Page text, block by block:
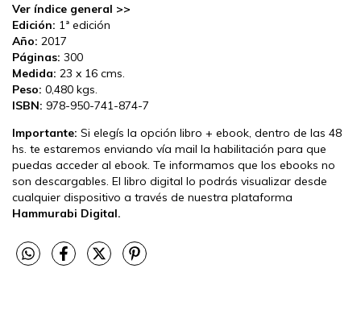
Ver índice general >>
Edición: 1ª edición
Año: 2017
Páginas: 300
Medida: 23 x 16 cms.
Peso: 0,480 kgs.
ISBN: 978-950-741-874-7
Importante: Si elegís la opción libro + ebook, dentro de las 48
hs. te estaremos enviando vía mail la habilitación para que
puedas acceder al ebook. Te informamos que los ebooks no
son descargables. El libro digital lo podrás visualizar desde
cualquier dispositivo a través de nuestra plataforma
Hammurabi Digital.